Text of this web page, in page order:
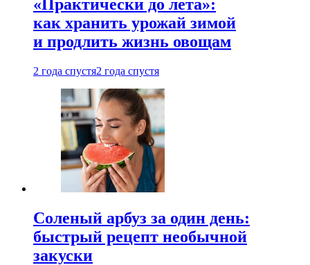
«Практически до лета»:
как хранить урожай зимой
и продлить жизнь овощам
2 года спустя2 года спустя
Соленый арбуз за один день:
быстрый рецепт необычной
закуски